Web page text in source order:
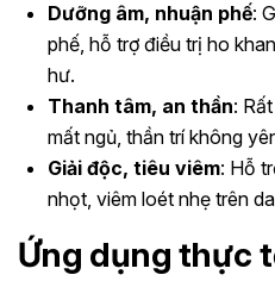
Dưỡng âm, nhuận phế:
phế, hỗ trợ điều trị ho
hư.
Thanh tâm, an thần:
mất ngủ, thần trí không
Giải độc, tiêu viêm: Hỗ
nhọt, viêm loét nhẹ trên
Ứng dụng thực